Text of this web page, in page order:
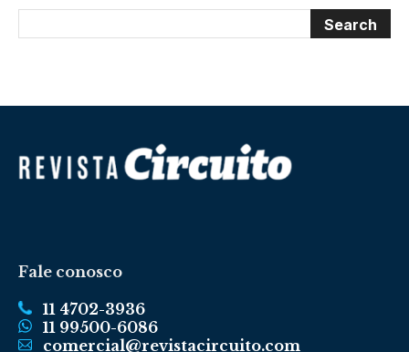
Fale conosco
11 4702-3936
11 99500-6086
comercial@revistacircuito.com